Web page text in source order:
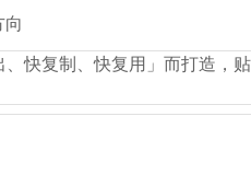
快复制、快复用」而打造，贴